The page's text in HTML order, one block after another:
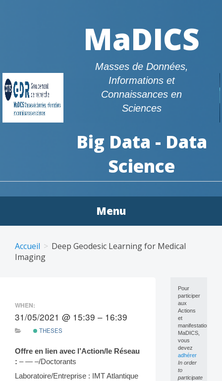
MaDICS
Masses de Données,
Informations et
Connaissances en
Sciences
Big Data - Data
Science
Menu
content
Accueil
Deep Geodesic Learning for Medical
Imaging
WHEN:
31/05/2021 @ 15:39 – 16:39
THESES
Offre en lien avec l’Action/le Réseau
: – — –/Doctorants
Laboratoire/Entreprise : IMT Atlantique
Pour
participer
aux
Actions
et
manifestations
MaDICS,
vous
devez
adhérer
In order
to
participate